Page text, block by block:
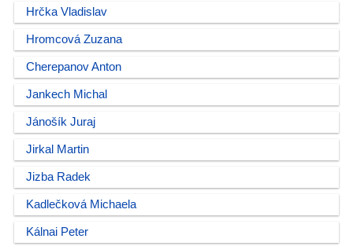
Hrčka Vladislav
Hromcová Zuzana
Cherepanov Anton
Jankech Michal
Jánošík Juraj
Jirkal Martin
Jizba Radek
Kadlečková Michaela
Kálnai Peter